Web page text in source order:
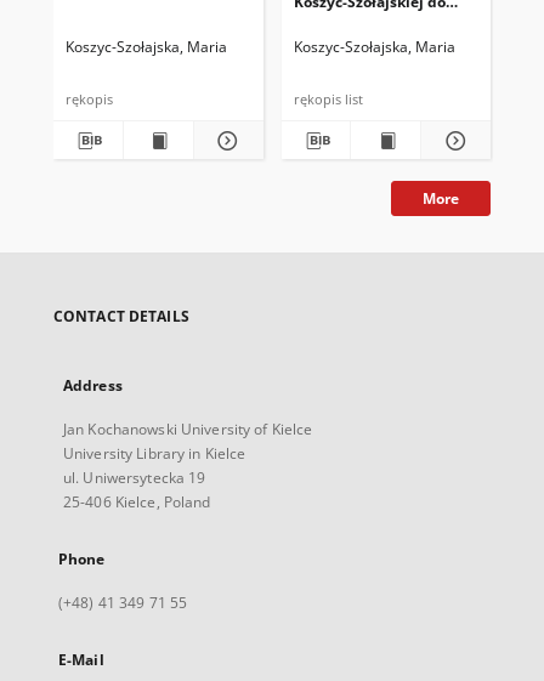
Koszyc-Szołajska, Maria
rękopis
1939
Koszyc-Szołajska, Maria
rękopis list
More
CONTACT DETAILS
Address
Jan Kochanowski University of Kielce
University Library in Kielce
ul. Uniwersytecka 19
25-406 Kielce, Poland
Phone
(+48) 41 349 71 55
E-Mail